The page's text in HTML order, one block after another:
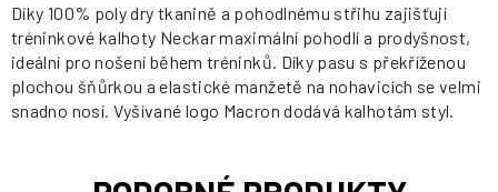
Díky 100% poly dry tkanině a pohodlnému střihu zajišťují
tréninkové kalhoty Neckar maximální pohodlí a prodyšnost,
ideální pro nošení během tréninků. Díky pasu s překříženou
plochou šňůrkou a elastické manžetě na nohavicích se velmi
snadno nosí. Vyšívané logo Macron dodává kalhotám styl.